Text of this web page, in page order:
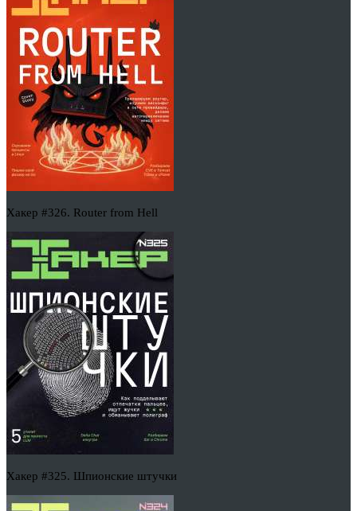
Хакер #326. Router from Hell
Хакер #325. Шпионские штучки